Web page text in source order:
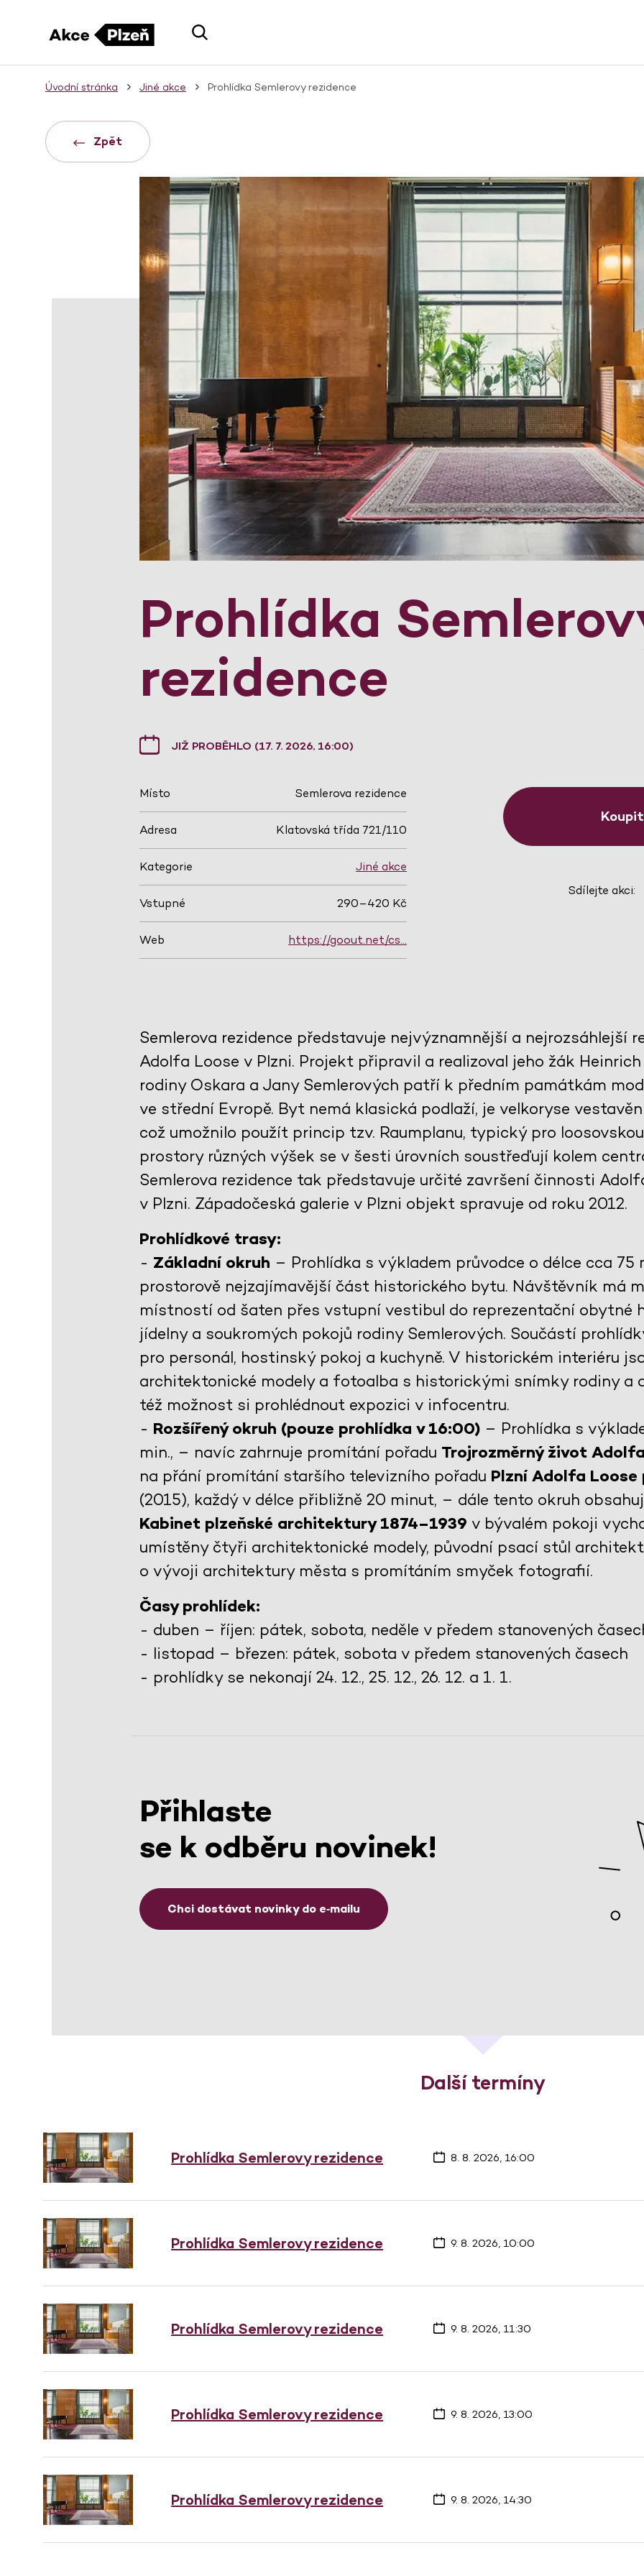
Úvodní stránka Jiné akce Prohlídka Semlerovy rezidence
Zpět
Prohlídka
rezidence
JIŽ PROBĚHLO (17. 7. 2026, 16:00)
Místo Semlerova rezidence
Adresa Klatovská třída 721/110
Kategorie Jiné akce
Vstupné 290–420 Kč
Web https://goout.net/cs…
Sdílejte akci:
Semlerova rezidence představuje nejvýznamnější a nejrozsáhlejší
Adolfa Loose v Plzni. Projekt připravil a realizoval jeho žák
rodiny Oskara a Jany Semlerových patří k předním památkám
ve střední Evropě. Byt nemá klasická podlaží, je velkoryse
což umožnilo použít princip tzv. Raumplanu, typický pro
prostory různých výšek se v šesti úrovních soustřeďují kolem
Semlerova rezidence tak představuje určité završení činnosti
v Plzni. Západočeská galerie v Plzni objekt spravuje od roku 2012.
Prohlídkové trasy:
- Základní okruh – Prohlídka s výkladem průvodce o délce cca 75
prostorově nejzajímavější část historického bytu. Návštěvník má
místností od šaten přes vstupní vestibul do reprezentační obytné
jídelny a soukromých pokojů rodiny Semlerových. Součástí
pro personál, hostinský pokoj a kuchyně. V historickém interiéru
architektonické modely a fotoalba s historickými snímky rodiny a
též možnost si prohlédnout expozici v infocentru.
- Rozšířený okruh (pouze prohlídka v 16:00) – Prohlídka s
min., – navíc zahrnuje promítání pořadu Trojrozměrný život
na přání promítání staršího televizního pořadu Plzní Adolfa
(2015), každý v délce přibližně 20 minut, – dále tento okruh
Kabinet plzeňské architektury 1874–1939 v bývalém pokoji
umístěny čtyři architektonické modely, původní psací stůl
o vývoji architektury města s promítáním smyček fotografií.
Časy prohlídek:
- duben – říjen: pátek, sobota, neděle v předem stanovených
- listopad – březen: pátek, sobota v předem stanovených časech
- prohlídky se nekonají 24. 12., 25. 12., 26. 12. a 1. 1.
Přihlaste
se k odběru novinek!
Chci dostávat novinky do e‑mailu
Další termíny
Prohlídka Semlerovy rezidence 8. 8. 2026, 16:00
Prohlídka Semlerovy rezidence 9. 8. 2026, 10:00
Prohlídka Semlerovy rezidence 9. 8. 2026, 11:30
Prohlídka Semlerovy rezidence 9. 8. 2026, 13:00
Prohlídka Semlerovy rezidence 9. 8. 2026, 14:30